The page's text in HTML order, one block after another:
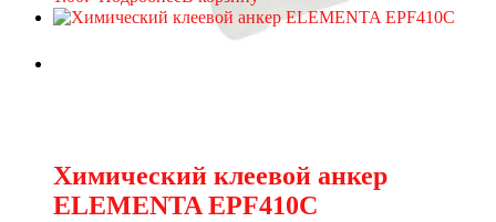
Химический клеевой анкер
ELEMENTA EPF410C